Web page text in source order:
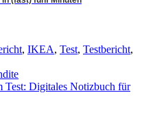
, IKEA, Test, Testbericht,
Test: Digitales Notizbuch für